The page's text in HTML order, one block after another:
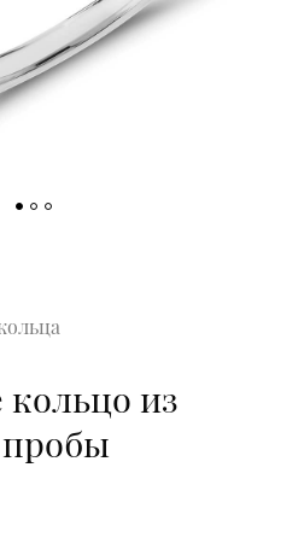
из